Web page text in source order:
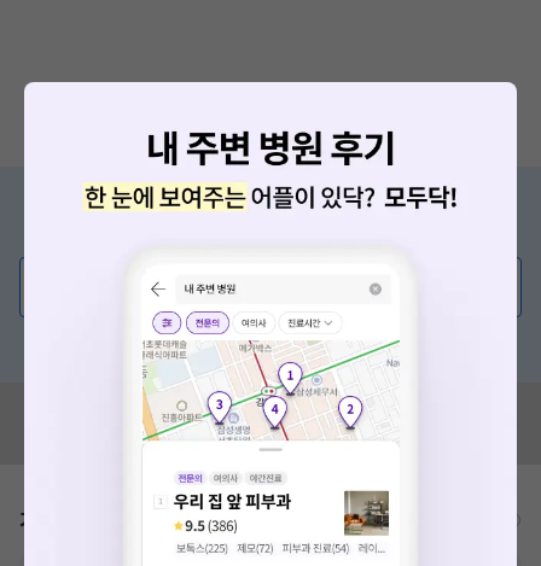
증상/치료, 궁금한 점이 있나요?
💬 무엇이든 물어보세요
혹은, 의료상담 서비스에 다양한 게시글 보러가기
혹시 잘못된 병원정보가 있나요?
모두닥 팀에 알려주세요!
가격표 비급여/급여 진료란?
요청하신 작업을 처리하지 못했습니다.
네트워크 또는 서버의 일시적인 오류로, 잠시 후 다시 시도해주
세요. 지속적으로 문제가 발생할 경우 모두닥 채널톡으로 문의